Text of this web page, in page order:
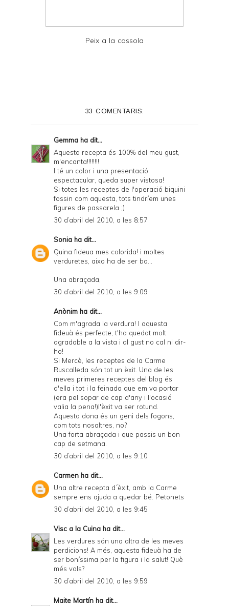
Peix a la cassola
33 COMENTARIS:
Gemma ha dit...
Aquesta recepta és 100% del meu gust,
m'encanta!!!!!!!!
I té un color i una presentació
espectacular, queda super vistosa!
Si totes les receptes de l'operació biquini
fossin com aquesta, tots tindríem unes
figures de passarela ;)
30 d’abril del 2010, a les 8:57
Sonia ha dit...
Quina fideua mes colorida! i moltes
verduretes, aixo ha de ser bo...
Una abraçada,
30 d’abril del 2010, a les 9:09
Anònim ha dit...
Com m'agrada la verdura! I aquesta
fideuà és perfecte, t'ha quedat molt
agradable a la vista i al gust no cal ni dir-
ho!
Si Mercè, les receptes de la Carme
Ruscalleda són tot un èxit. Una de les
meves primeres receptes del blog és
d'ella i tot i la feinada que em va portar
(era pel sopar de cap d'any i l'ocasió
valia la pena!)l'èxit va ser rotund.
Aquesta dona és un geni dels fogons,
com tots nosaltres, no?
Una forta abraçada i que passis un bon
cap de setmana.
30 d’abril del 2010, a les 9:10
Carmen ha dit...
Una altre recepta d´èxit, amb la Carme
sempre ens ajuda a quedar bé. Petonets
30 d’abril del 2010, a les 9:45
Visc a la Cuina ha dit...
Les verdures són una altra de les meves
perdicions! A més, aquesta fideuà ha de
ser boníssima per la figura i la salut! Què
més vols?
30 d’abril del 2010, a les 9:59
Maite Martín ha dit...